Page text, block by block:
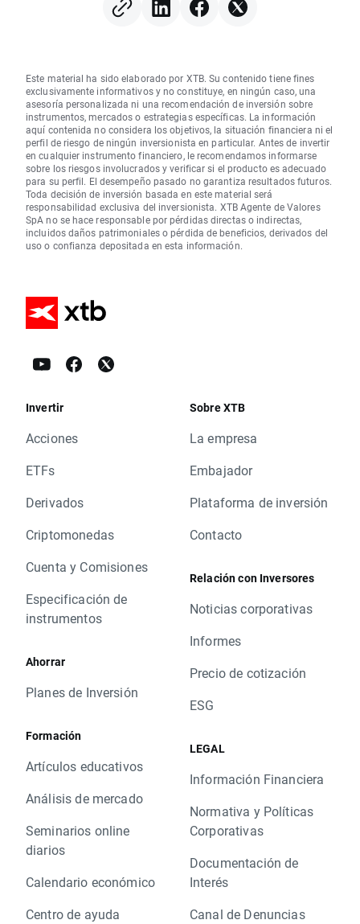
Este material ha sido elaborado por XTB. Su contenido tiene fines
exclusivamente informativos y no constituye, en ningún caso, una
asesoría personalizada ni una recomendación de inversión sobre
instrumentos, mercados o estrategias específicas. La información
aquí contenida no considera los objetivos, la situación financiera ni el
perfil de riesgo de ningún inversionista en particular. Antes de invertir
en cualquier instrumento financiero, le recomendamos informarse
sobre los riesgos involucrados y verificar si el producto es adecuado
para su perfil. El desempeño pasado no garantiza resultados futuros.
Toda decisión de inversión basada en este material será
responsabilidad exclusiva del inversionista. XTB Agente de Valores
SpA no se hace responsable por pérdidas directas o indirectas,
incluidos daños patrimoniales o pérdida de beneficios, derivados del
uso o confianza depositada en esta información.
Invertir
Acciones
ETFs
Derivados
Criptomonedas
Cuenta y Comisiones
Especificación de
instrumentos
Ahorrar
Planes de Inversión
Formación
Artículos educativos
Análisis de mercado
Seminarios online
diarios
Calendario económico
Centro de ayuda
Sobre XTB
La empresa
Embajador
Plataforma de inversión
Contacto
Relación con Inversores
Noticias corporativas
Informes
Precio de cotización
ESG
LEGAL
Información Financiera
Normativa y Políticas
Corporativas
Documentación de
Interés
Canal de Denuncias